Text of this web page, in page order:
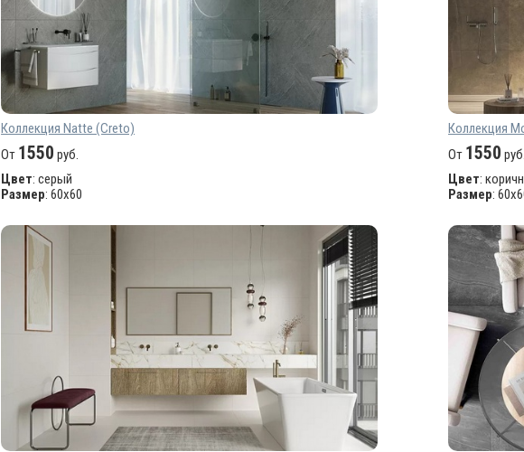
Коллекция Natte (Creto)
От 1550 руб.
Цвет: серый
Размер: 60х60
Коллекция
От 1550
Цвет:
Размер: